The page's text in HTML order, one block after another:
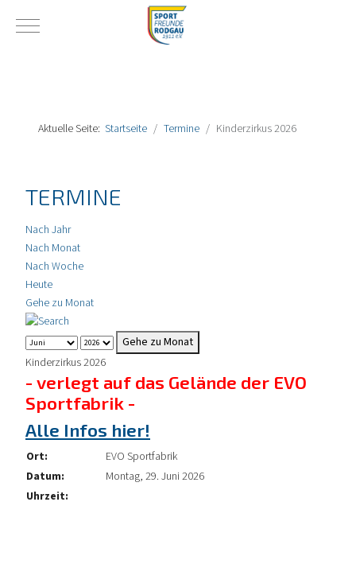
Mobile Menu Toggle
Aktuelle Seite: Startseite Termine Kinderzirkus 2026
TERMINE
Nach Jahr
Nach Monat
Nach Woche
Heute
Gehe zu Monat
Gehe zu Monat
Kinderzirkus 2026
- verlegt auf das Gelände der EVO
Sportfabrik -
Alle Infos hier!
Ort:
EVO Sportfabrik
Datum:
Montag, 29. Juni 2026
Uhrzeit: